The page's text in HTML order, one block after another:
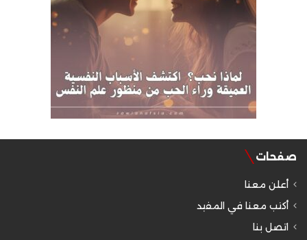
صفحات
أعلن معنا
أكتب معنا في المفيد
اتصل بنا